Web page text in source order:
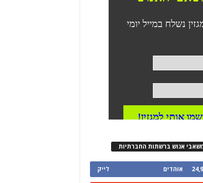
אנוש ברשתות החברתיות
אוהדים לייק